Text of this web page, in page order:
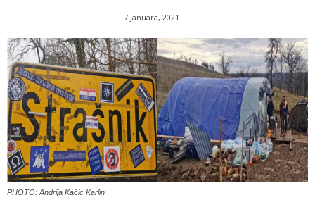
7 Januara, 2021
PHOTO: Andrija Kačić Karlin